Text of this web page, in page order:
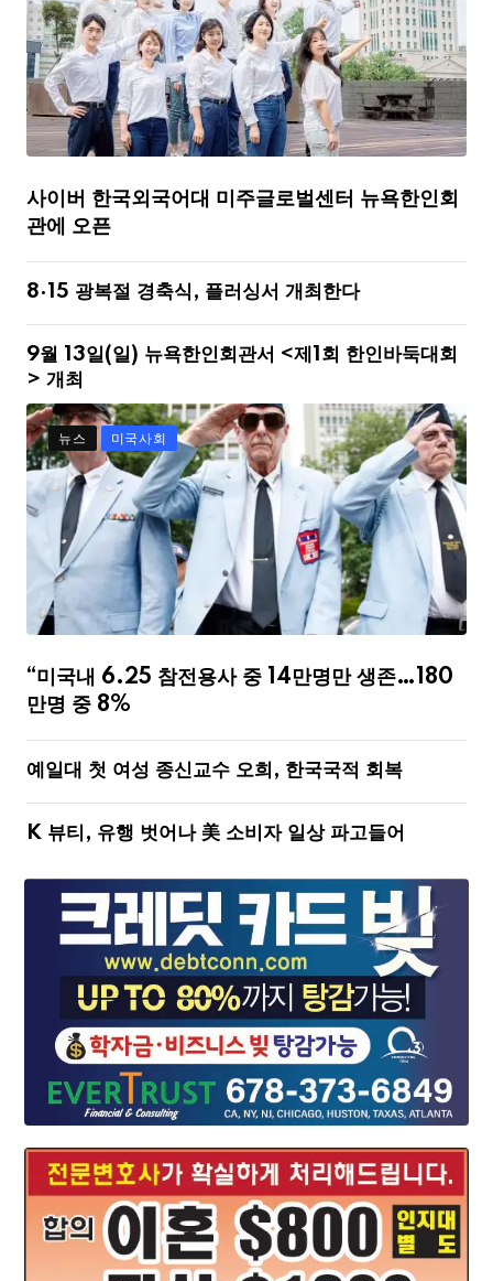
사이버 한국외국어대 미주글로벌센터 뉴욕한인회
관에 오픈
8·15 광복절 경축식, 플러싱서 개최한다
9월 13일(일) 뉴욕한인회관서 <제1회 한인바둑대회
> 개최
뉴스 미국사회
“미국내 6.25 참전용사 중 14만명만 생존…180
만명 중 8%
예일대 첫 여성 종신교수 오희, 한국국적 회복
K 뷰티, 유행 벗어나 美 소비자 일상 파고들어